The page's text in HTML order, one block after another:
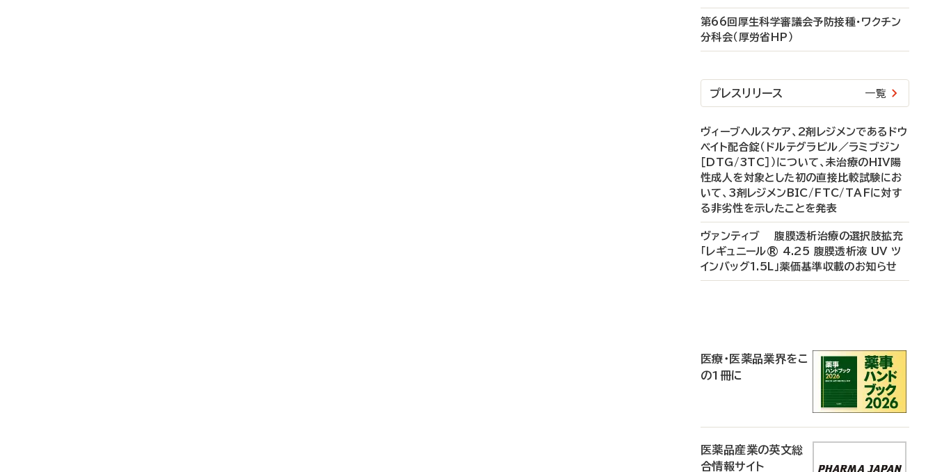
第66回厚生科学審議会予防接種・ワクチン
分科会（厚労省HP）
プレスリリース 一覧
ヴィーブヘルスケア、2剤レジメンであるドウ
ベイト配合錠（ドルテグラビル／ラミブジン
［DTG/3TC］）について、未治療のHIV陽
性成人を対象とした初の直接比較試験にお
いて、3剤レジメンBIC/FTC/TAFに対す
る非劣性を示したことを発表
ヴァンティブ 腹膜透析治療の選択肢拡充
「レギュニール® 4.25 腹膜透析液 UV ツ
インバッグ1.5L」薬価基準収載のお知らせ
医療・医薬品業界をこ
の1冊に
医薬品産業の英文総
合情報サイト